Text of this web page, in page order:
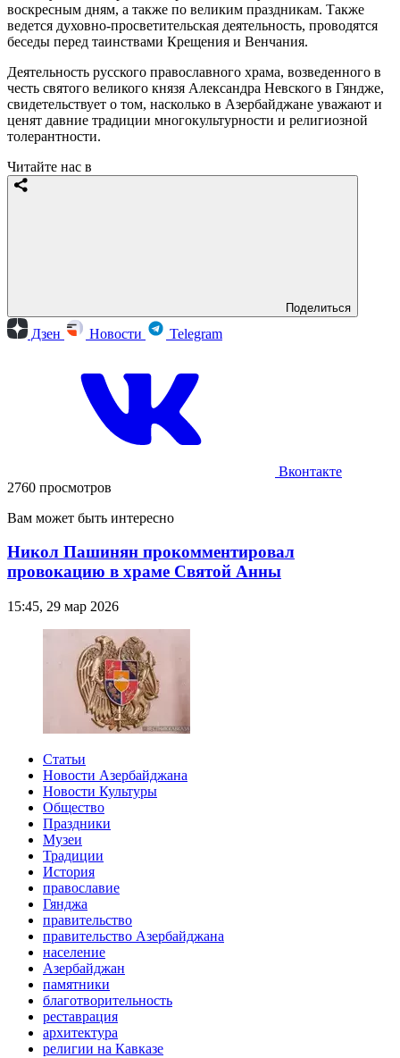
воскресным дням, а также по великим праздникам. Также
ведется духовно-просветительская деятельность, проводятся
беседы перед таинствами Крещения и Венчания.
Деятельность русского православного храма, возведенного в
честь святого великого князя Александра Невского в Гяндже,
свидетельствует о том, насколько в Азербайджане уважают и
ценят давние традиции многокультурности и религиозной
толерантности.
Читайте нас в
Поделиться
Дзен Новости Telegram
Вконтакте
2760 просмотров
Вам может быть интересно
Никол Пашинян прокомментировал
провокацию в храме Святой Анны
15:45, 29 мар 2026
Статьи
Новости Азербайджана
Новости Культуры
Общество
Праздники
Музеи
Традиции
История
православие
Гянджа
правительство
правительство Азербайджана
население
Азербайджан
памятники
благотворительность
реставрация
архитектура
религии на Кавказе